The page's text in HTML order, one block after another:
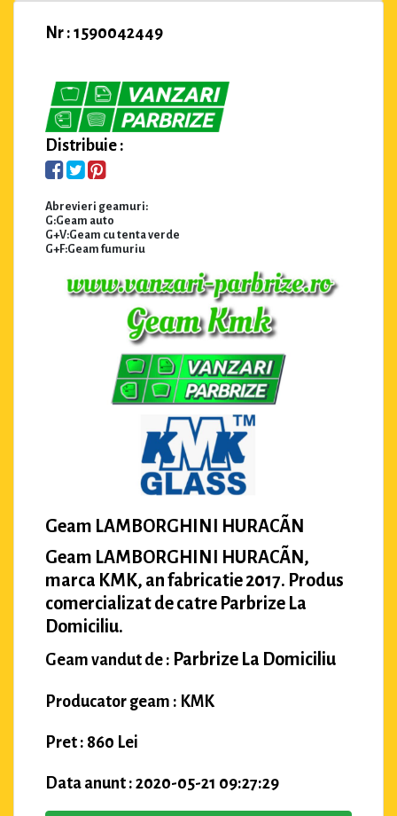
Nr : 1590042449
Distribuie :
Abrevieri geamuri:
G:Geam auto
G+V:Geam cu tenta verde
G+F:Geam fumuriu
Geam LAMBORGHINI HURACÃN
Geam LAMBORGHINI HURACÃN,
marca KMK, an fabricatie 2017. Produs
comercializat de catre Parbrize La
Domiciliu.
Geam vandut de : Parbrize La Domiciliu
Producator geam : KMK
Pret : 860 Lei
Data anunt : 2020-05-21 09:27:29